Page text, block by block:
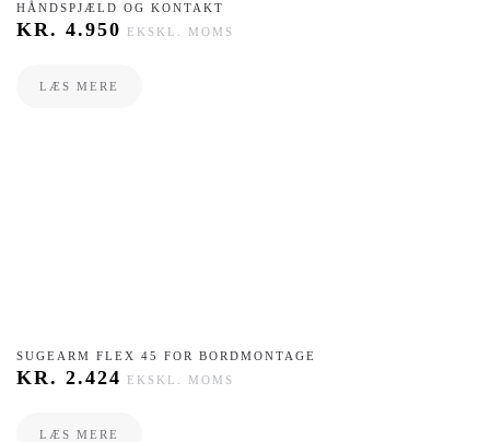
HÅNDSPJÆLD OG KONTAKT
KR. 4.950 EKSKL. MOMS
LÆS MERE
​SUGEARM FLEX 45 FOR BORDMONTAGE
KR. 2.424 EKSKL. MOMS
LÆS MERE